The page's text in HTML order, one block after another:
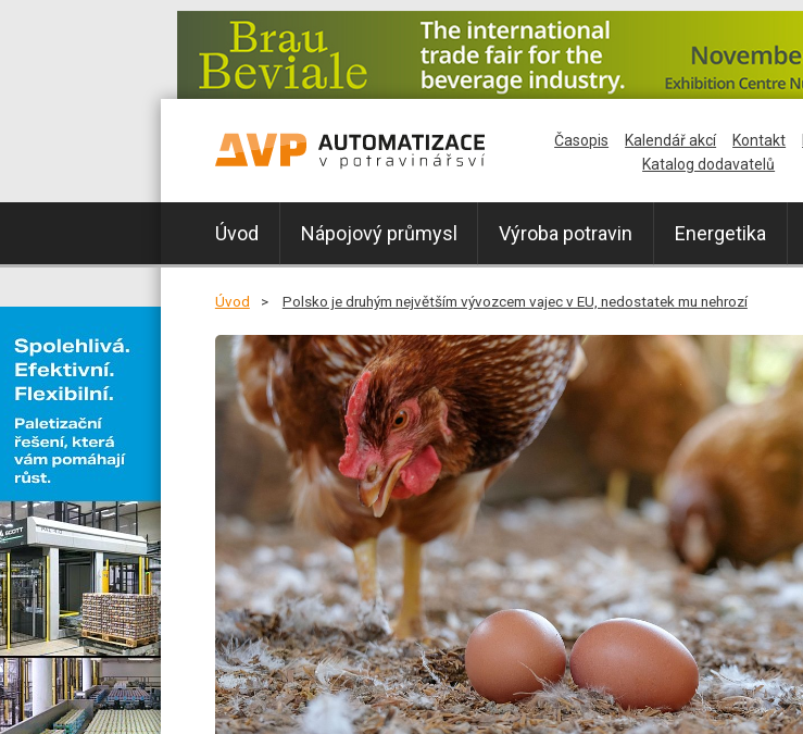
Úvod Nápojový průmysl Výroba potravin Energetika
Časopis Kalendář akcí Kontakt
Katalog dodavatelů
Úvod Polsko je druhým největším vývozcem vajec v EU, nedostatek mu nehrozí